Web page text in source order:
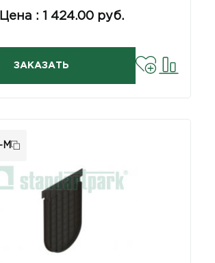
Цена : 1 424.00 руб.
ЗАКАЗАТЬ
М